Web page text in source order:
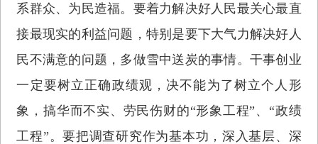
系群众、为民造福。要着力解决好人民最关心最直
接最现实的利益问题，特别是要下大气力解决好人
民不满意的问题，多做雪中送炭的事情。干事创业
一定要树立正确政绩观，决不能为了树立个人形
象，搞华而不实、劳民伤财的“形象工程”、“政绩
工程”。要把调查研究作为基本功，深入基层、深